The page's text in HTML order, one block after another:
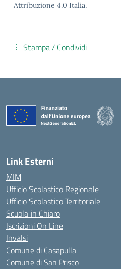
Attribuzione 4.0 Italia.
Stampa / Condividi
Link Esterni
MIM
Ufficio Scolastico Regionale
Ufficio Scolastico Territoriale
Scuola in Chiaro
Iscrizioni On Line
Invalsi
Comune di Casapulla
Comune di San Prisco